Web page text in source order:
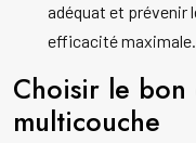
adéquat et prévenir
efficacité maximale.
Choisir le
multicouche